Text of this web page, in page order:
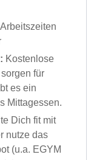
Kostenlose
für
es ein
Mittagessen.
Dich fit mit
nutze das
(u.a. EGYM